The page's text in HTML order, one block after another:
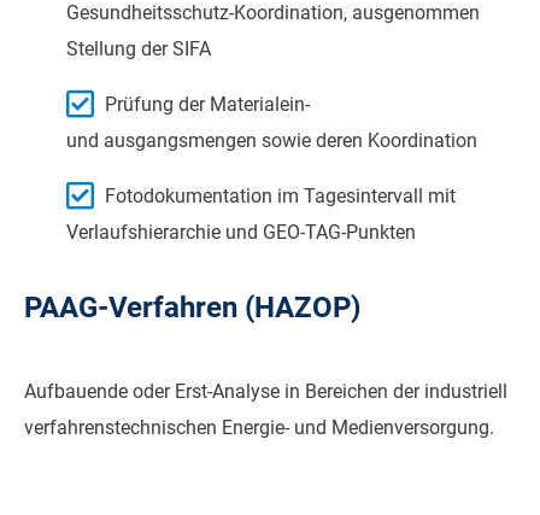
Gesundheitsschutz-Koordination, ausgenommen
Stellung der SIFA
Prüfung der Materialein-
und ausgangsmengen sowie deren Koordination
Fotodokumentation im Tagesintervall mit
Verlaufshierarchie und GEO-TAG-Punkten
PAAG-Verfahren (HAZOP)
Aufbauende oder Erst-Analyse in Bereichen der industriell
verfahrenstechnischen Energie- und Medienversorgung.